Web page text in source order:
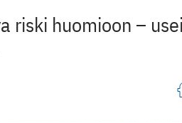
riski huomioon –